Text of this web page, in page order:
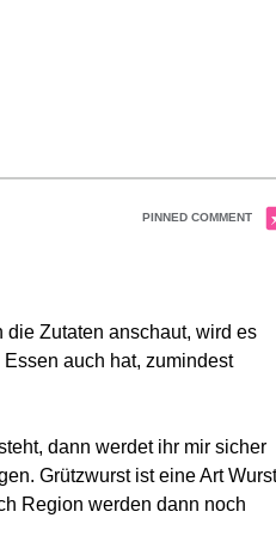
Zutaten anschaut,‭ ‬wird es
auch hat,‭ ‬zumindest
‬dann werdet ihr mir sicher
‬Grützwurst ist eine Art
Region werden dann noch